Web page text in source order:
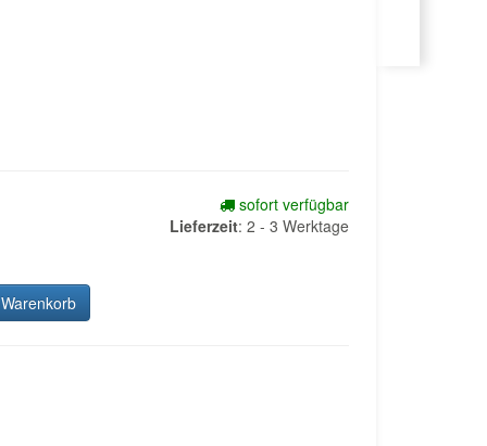
sofort verfügbar
Lieferzeit: 2 - 3 Werktage